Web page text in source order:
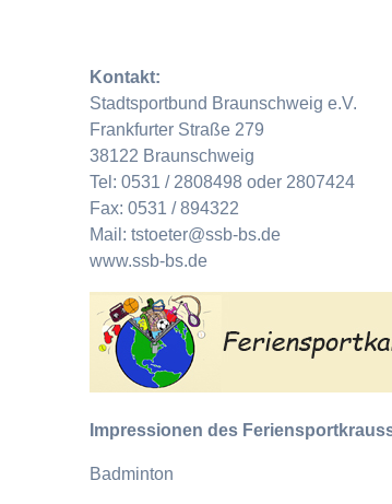
Kontakt:
Stadtsportbund Braunschweig e.V.
Frankfurter Straße 279
38122 Braunschweig
Tel: 0531 / 2808498 oder 2807424
Fax: 0531 / 894322
Mail: tstoeter@ssb-bs.de
www.ssb-bs.de
Impressionen des
Badminton